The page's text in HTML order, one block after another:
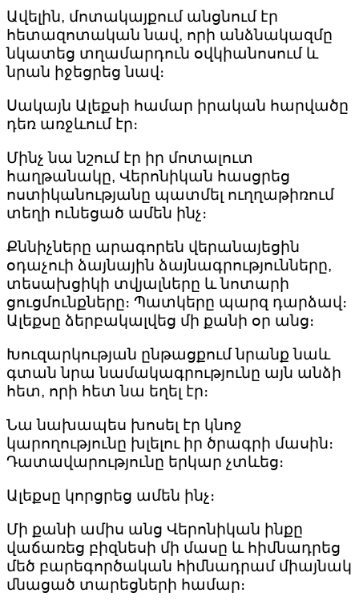
Ավելին, մոտակայքում անցնում էր
հետազոտական ​​նավ, որի անձնակազմը
նկատեց տղամարդուն օվկիանոսում և
նրան իջեցրեց նավ։
Սակայն Ալեքսի համար իրական հարվածը
դեռ առջևում էր։
Մինչ նա նշում էր իր մոտալուտ
հաղթանակը, Վերոնիկան հասցրեց
ոստիկանությանը պատմել ուղղաթիռում
տեղի ունեցած ամեն ինչ։
Քննիչները արագորեն վերանայեցին
օդաչուի ձայնային ձայնագրությունները,
տեսախցիկի տվյալները և նոտարի
ցուցմունքները։ Պատկերը պարզ դարձավ։
Ալեքսը ձերբակալվեց մի քանի օր անց։
Խուզարկության ընթացքում նրանք նաև
գտան նրա նամակագրությունը այն անձի
հետ, որի հետ նա եղել էր։
Նա նախապես խոսել էր կնոջ
կարողությունը խլելու իր ծրագրի մասին։
Դատավարությունը երկար չտևեց։
Ալեքսը կորցրեց ամեն ինչ։
Մի քանի ամիս անց Վերոնիկան ինքը
վաճառեց բիզնեսի մի մասը և հիմնադրեց
մեծ բարեգործական հիմնադրամ միայնակ
մնացած տարեցների համար։